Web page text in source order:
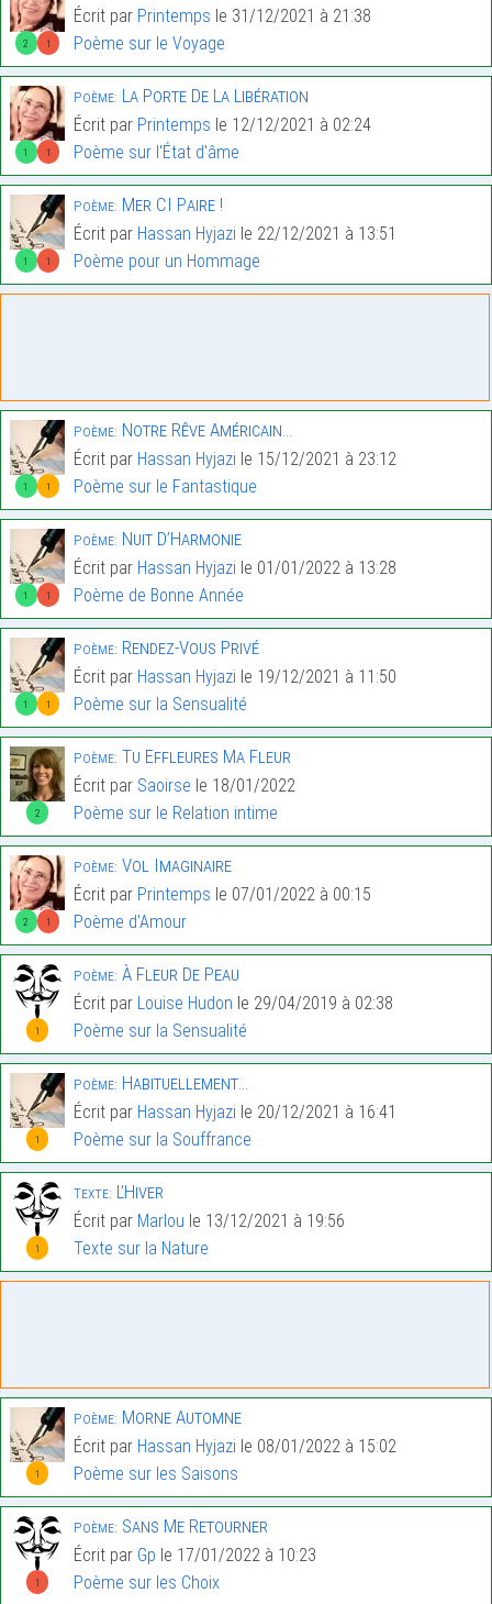
2 1
Écrit par Printemps le 31/12/2021 à 21:38
Poème sur le Voyage
1 1
Poème: La Porte De La Libération
Écrit par Printemps le 12/12/2021 à 02:24
Poème sur l'État d'âme
1 1
Poème: Mer CI Paire !
Écrit par Hassan Hyjazi le 22/12/2021 à 13:51
Poème pour un Hommage
1 1
Poème: Notre Rêve Américain…
Écrit par Hassan Hyjazi le 15/12/2021 à 23:12
Poème sur le Fantastique
1 1
Poème: Nuit D’Harmonie
Écrit par Hassan Hyjazi le 01/01/2022 à 13:28
Poème de Bonne Année
1 1
Poème: Rendez-Vous Privé
Écrit par Hassan Hyjazi le 19/12/2021 à 11:50
Poème sur la Sensualité
2
Poème: Tu Effleures Ma Fleur
Écrit par Saoirse le 18/01/2022
Poème sur le Relation intime
2 1
Poème: Vol Imaginaire
Écrit par Printemps le 07/01/2022 à 00:15
Poème d'Amour
1
Poème: À Fleur De Peau
Écrit par Louise Hudon le 29/04/2019 à 02:38
Poème sur la Sensualité
1
Poème: Habituellement…
Écrit par Hassan Hyjazi le 20/12/2021 à 16:41
Poème sur la Souffrance
1
Texte: L’Hiver
Écrit par Marlou le 13/12/2021 à 19:56
Texte sur la Nature
1
Poème: Morne Automne
Écrit par Hassan Hyjazi le 08/01/2022 à 15:02
Poème sur les Saisons
1
Poème: Sans Me Retourner
Écrit par Gp le 17/01/2022 à 10:23
Poème sur les Choix